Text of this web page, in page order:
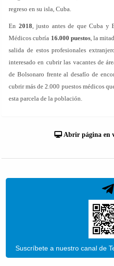
regreso en su isla, Cuba.
En 2018, justo antes de que Cuba y
Médicos cubría 16.000 puestos, la
salida de estos profesionales
interesado en cubrir las vacantes de
de Bolsonaro frente al desafío de
cubrir más de 2.000 puestos médicos
esta parcela de la población.
Abrir página en
Suscríbete a nuestro canal de